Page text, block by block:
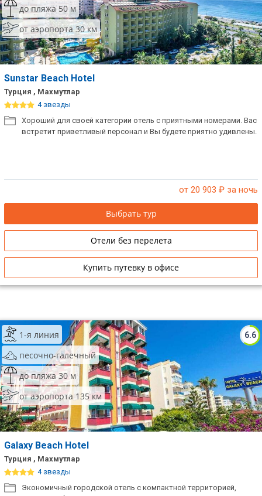
до пляжа 50 м
от аэропорта 30 км
Sunstar Beach Hotel
Турция , Махмутлар
4 звезды
Хороший для своей категории отель с приятными номерами. Вас
встретит приветливый персонал и Вы будете приятно удивлены.
от 20 903 ₽ за ночь
Выбрать тур
Отели без перелета
Купить путевку в офисе
6.6
1-я линия
песочно-галечный
до пляжа 30 м
от аэропорта 135 км
Galaxy Beach Hotel
Турция , Махмутлар
4 звезды
Экономичный городской отель с компактной территорией,